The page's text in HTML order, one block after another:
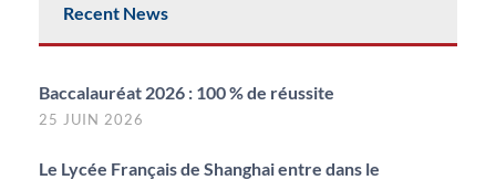
Recent News
Baccalauréat 2026 : 100 % de réussite
25 JUIN 2026
Le Lycée Français de Shanghai entre dans le